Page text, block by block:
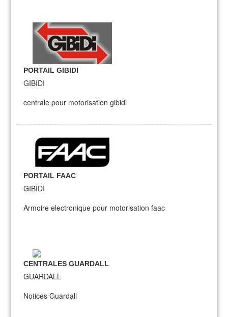
PORTAIL GIBIDI
GIBIDI
centrale pour motorisation gibidi
PORTAIL FAAC
GIBIDI
Armoire electronique pour motorisation faac
CENTRALES GUARDALL
GUARDALL
Notices Guardall